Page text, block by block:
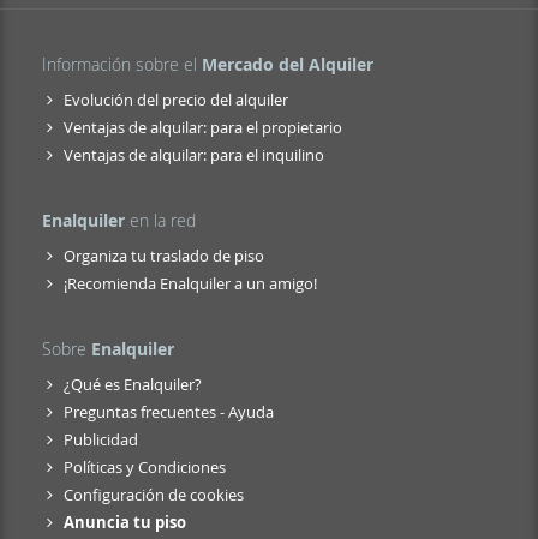
Información sobre el Mercado del Alquiler
Evolución del precio del alquiler
Ventajas de alquilar: para el propietario
Ventajas de alquilar: para el inquilino
Enalquiler en la red
Organiza tu traslado de piso
¡Recomienda Enalquiler a un amigo!
Sobre Enalquiler
¿Qué es Enalquiler?
Preguntas frecuentes - Ayuda
Publicidad
Políticas y Condiciones
Configuración de cookies
Anuncia tu piso